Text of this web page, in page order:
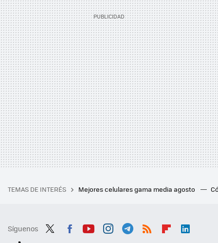
TEMAS DE INTERÉS Mejores celulares gama media agosto
Síguenos